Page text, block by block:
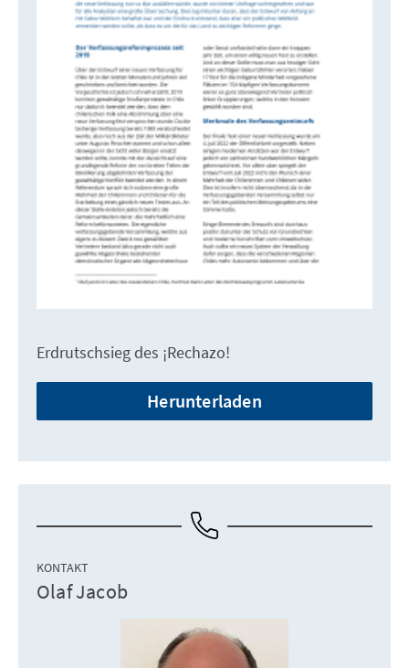
Erdrutschsieg des ¡Rechazo!
Herunterladen
KONTAKT
Olaf Jacob